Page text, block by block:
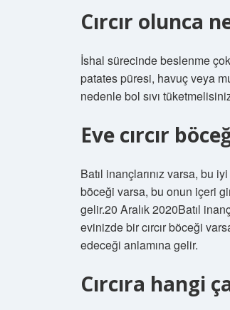
Cırcır olunca
İshal sürecinde beslenme çok
patates püresi, havuç veya
nedenle bol sıvı
Eve cırcır
Batıl inançlarınız varsa, bu
böceği varsa, bu onun içeri
gelir.20 Aralık 2020Batıl
evinizde bir cırcır böceği
edeceği anlamına gelir.
Cırcıra hangi